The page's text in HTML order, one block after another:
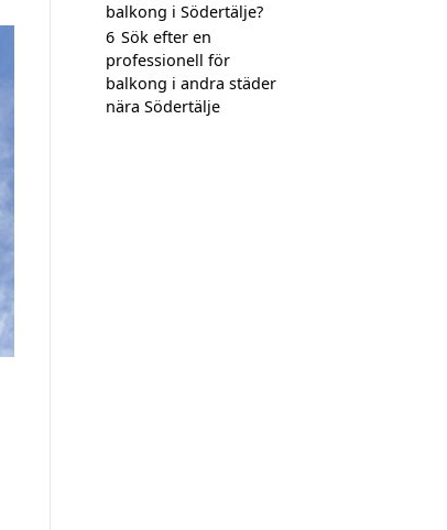
balkong i Södertälje?
6 Sök efter en
professionell för
balkong i andra städer
nära Södertälje